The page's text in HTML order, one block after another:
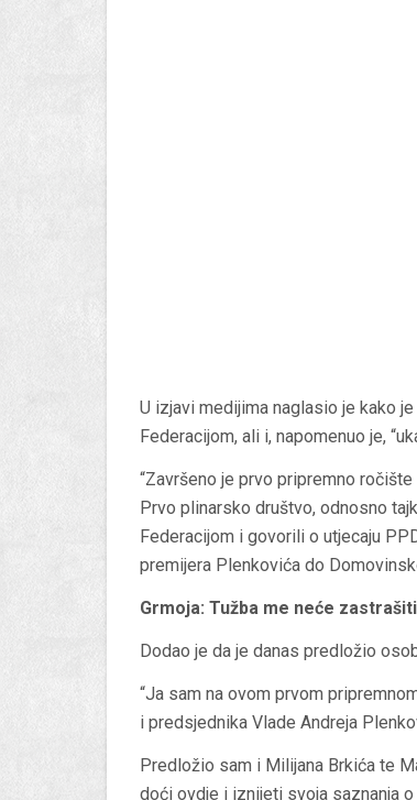
U izjavi medijima naglasio je kako
Federacijom, ali i, napomenuo je,
“Završeno je prvo pripremno
Prvo plinarsko društvo, odnosno
Federacijom i govorili o utjecaju
premijera Plenkovića do
Grmoja: Tužba me neće zastrašiti
Dodao je da je danas predložio
“Ja sam na ovom prvom
i predsjednika Vlade Andreja
Predložio sam i Milijana Brkića te
doći ovdje i iznijeti svoja saznanja